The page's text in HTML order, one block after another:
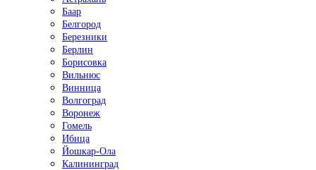
Баар
Белгород
Березники
Берлин
Борисовка
Вильнюс
Винница
Волгоград
Воронеж
Гомель
Ибица
Йошкар-Ола
Калининград